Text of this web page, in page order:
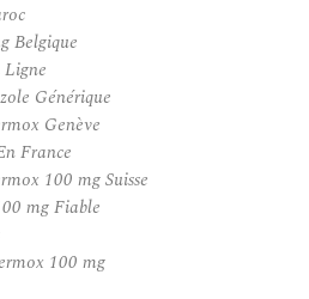
Belgique
Générique
Genève
France
100 mg Suisse
mg Fiable
100 mg